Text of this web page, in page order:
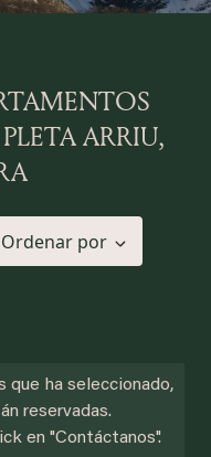
ARRIU,
Ordenar por
que ha seleccionado,
reservadas.
en "Contáctanos".